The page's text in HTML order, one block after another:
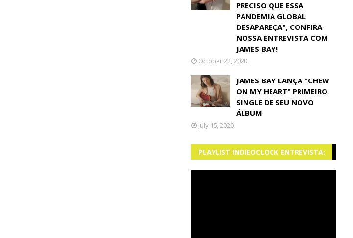
PRECISO QUE ESSA
PANDEMIA GLOBAL
DESAPAREÇA", CONFIRA
NOSSA ENTREVISTA COM
JAMES BAY!
October 22, 2020
JAMES BAY LANÇA "CHEW
ON MY HEART" PRIMEIRO
SINGLE DE SEU NOVO
ÁLBUM
July 15, 2020
PLAYLIST INDIEOCLOCK ENTREVISTA: